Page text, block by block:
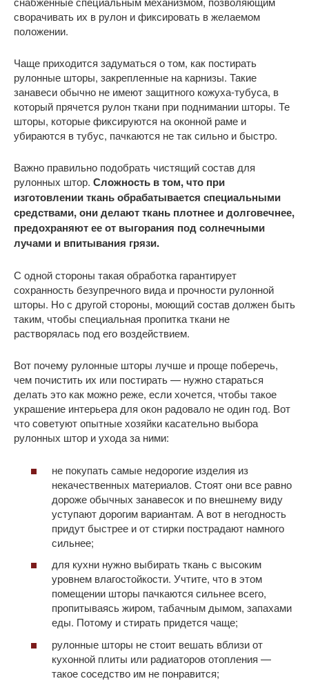
сворачивать их в рулон и фиксировать в желаемом
положении.
Чаще приходится задуматься о том, как постирать
рулонные шторы, закрепленные на карнизы. Такие
занавеси обычно не имеют защитного кожуха-тубуса, в
который прячется рулон ткани при поднимании шторы. Те
шторы, которые фиксируются на оконной раме и
убираются в тубус, пачкаются не так сильно и быстро.
Важно правильно подобрать чистящий состав для
рулонных штор. Сложность в том, что при
изготовлении ткань обрабатывается специальными
средствами, они делают ткань плотнее и долговечнее,
предохраняют ее от выгорания под солнечными
лучами и впитывания грязи.
С одной стороны такая обработка гарантирует
сохранность безупречного вида и прочности рулонной
шторы. Но с другой стороны, моющий состав должен быть
таким, чтобы специальная пропитка ткани не
растворялась под его воздействием.
Вот почему рулонные шторы лучше и проще поберечь,
чем почистить их или постирать — нужно стараться
делать это как можно реже, если хочется, чтобы такое
украшение интерьера для окон радовало не один год. Вот
что советуют опытные хозяйки касательно выбора
рулонных штор и ухода за ними:
не покупать самые недорогие изделия из
некачественных материалов. Стоят они все равно
дороже обычных занавесок и по внешнему виду
уступают дорогим вариантам. А вот в негодность
придут быстрее и от стирки пострадают намного
сильнее;
для кухни нужно выбирать ткань с высоким
уровнем влагостойкости. Учтите, что в этом
помещении шторы пачкаются сильнее всего,
пропитываясь жиром, табачным дымом, запахами
еды. Потому и стирать придется чаще;
рулонные шторы не стоит вешать вблизи от
кухонной плиты или радиаторов отопления —
такое соседство им не понравится;